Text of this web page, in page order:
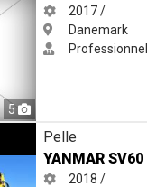
5
2017 /
Danemark
Professionnel
Pelle
YANMAR SV60
2018 /